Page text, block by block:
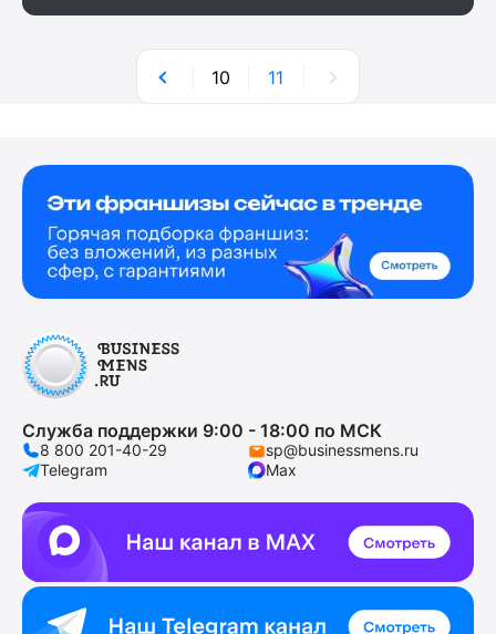
10 11
Служба поддержки 9:00 - 18:00 по МСК
8 800 201-40-29
sp@businessmens.ru
Telegram
Max